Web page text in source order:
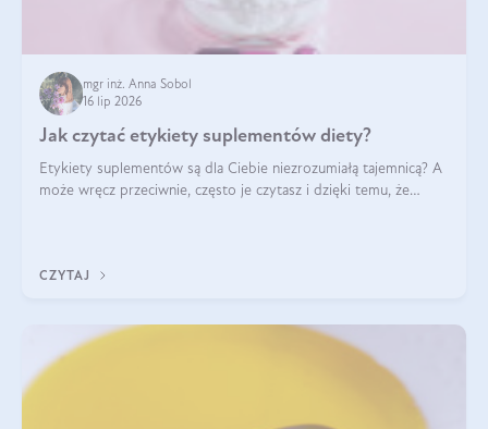
mgr inż. Anna Sobol
16 lip 2026
Jak czytać etykiety suplementów diety?
Etykiety suplementów są dla Ciebie niezrozumiałą tajemnicą? A
może wręcz przeciwnie, często je czytasz i dzięki temu, że
CZYTAJ